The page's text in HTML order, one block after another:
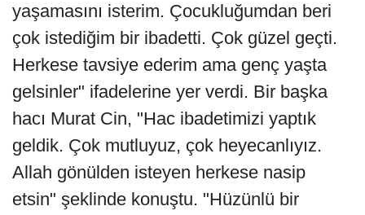
yaşamasını isterim. Çocukluğumdan beri
çok istediğim bir ibadetti. Çok güzel geçti.
Herkese tavsiye ederim ama genç yaşta
gelsinler" ifadelerine yer verdi. Bir başka
hacı Murat Cin, "Hac ibadetimizi yaptık
geldik. Çok mutluyuz, çok heyecanlıyız.
Allah gönülden isteyen herkese nasip
etsin" şeklinde konuştu. "Hüzünlü bir